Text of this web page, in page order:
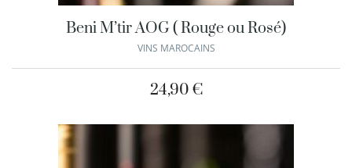
Beni M’tir AOG ( Rouge ou Rosé)
VINS MAROCAINS
24,90 €